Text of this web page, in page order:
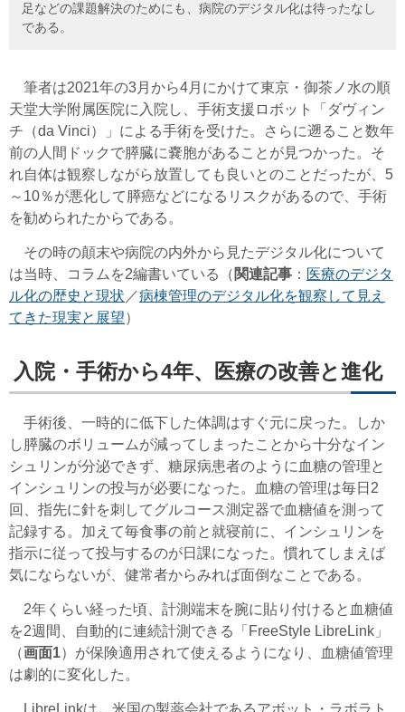
足などの課題解決のためにも、病院のデジタル化は待ったなし
である。
筆者は2021年の3月から4月にかけて東京・御茶ノ水の順
天堂大学附属医院に入院し、手術支援ロボット「ダヴィン
チ（da Vinci）」による手術を受けた。さらに遡ること数年
前の人間ドックで膵臓に嚢胞があることが見つかった。そ
れ自体は観察しながら放置しても良いとのことだったが、5
～10％が悪化して膵癌などになるリスクがあるので、手術
を勧められたからである。
その時の顛末や病院の内外から見たデジタル化について
は当時、コラムを2編書いている（ 関連記事 ： 医療のデジタ
ル化の歴史と現状 ／病棟管理のデジタル化を観察して見え
てきた現実と展望）
入院・手術から4年、医療の改善と進化
手術後、一時的に低下した体調はすぐ元に戻った。しか
し膵臓のボリュームが減ってしまったことから十分なイン
シュリンが分泌できず、糖尿病患者のように血糖の管理と
インシュリンの投与が必要になった。血糖の管理は毎日2
回、指先に針を刺してグルコース測定器で血糖値を測って
記録する。加えて毎食事の前と就寝前に、インシュリンを
指示に従って投与するのが日課になった。慣れてしまえば
気にならないが、健常者からみれば面倒なことである。
2年くらい経った頃、計測端末を腕に貼り付けると血糖値
を2週間、自動的に連続計測できる「FreeStyle LibreLink」
（画面1）が保険適用されて使えるようになり、血糖値管理
は劇的に変化した。
LibreLinkは、米国の製薬会社であるアボット・ラボラト